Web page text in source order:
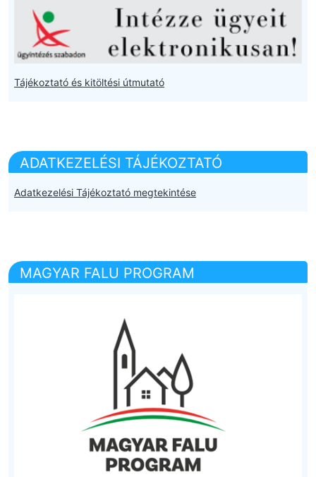
Tájékoztató és kitöltési útmutató
ADATKEZELÉSI TÁJÉKOZTATÓ
Adatkezelési Tájékoztató megtekintése
MAGYAR FALU PROGRAM